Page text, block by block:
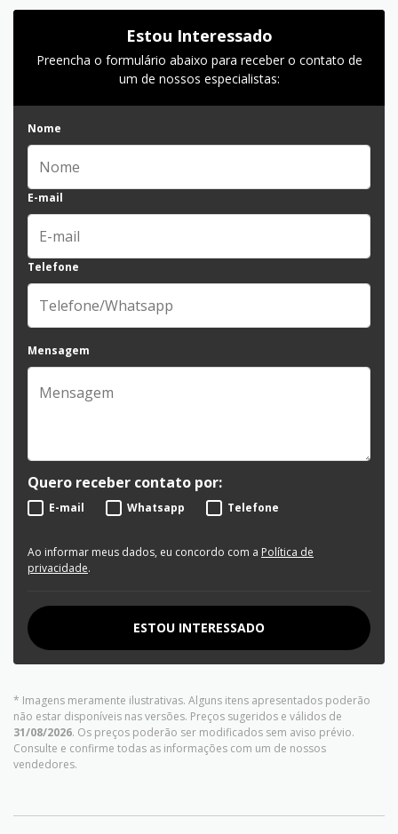
Estou Interessado
Preencha o formulário abaixo para receber o contato de
um de nossos especialistas:
Nome
E-mail
Telefone
Mensagem
Quero receber contato por:
E-mail Whatsapp Telefone
Ao informar meus dados, eu concordo com a Política de
privacidade.
ESTOU INTERESSADO
* Imagens meramente ilustrativas. Alguns itens apresentados poderão
não estar disponíveis nas versões. Preços sugeridos e válidos de
31/08/2026. Os preços poderão ser modificados sem aviso prévio.
Consulte e confirme todas as informações com um de nossos
vendedores.